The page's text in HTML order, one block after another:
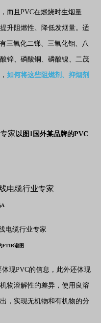
而且PVC在燃烧时生烟量
升阻燃性、降低发烟量。适
三氧化二锑、三氧化钼、八
锌、磷酸铜、磷酸镍、二茂
如何将这些阻燃剂、抑烟剂
以图1国外某品牌的PVC
A
FTIR谱图
现PVC的信息，此外还体现
物溶解性的差异，使用良溶
，实现无机物和有机物的分